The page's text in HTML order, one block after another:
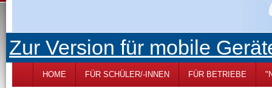
Zur Version für mobile
HOME FÜR SCHÜLER/-INNEN FÜR BETRIEBE